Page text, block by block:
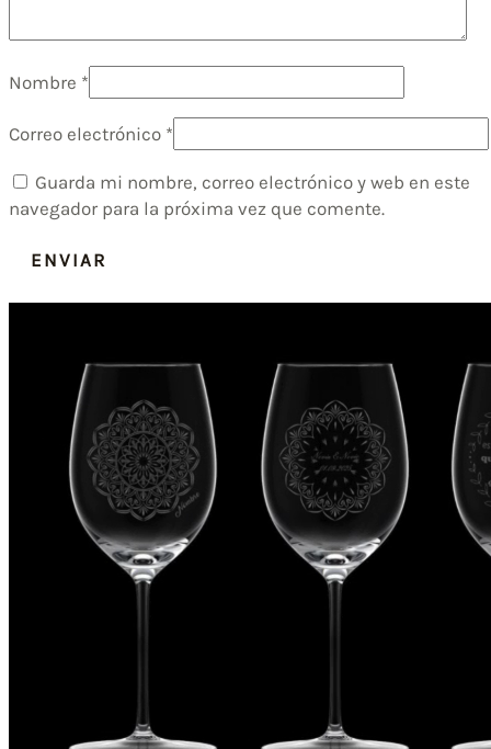
Nombre *
Correo electrónico *
Guarda mi nombre, correo electrónico y web en este
navegador para la próxima vez que comente.